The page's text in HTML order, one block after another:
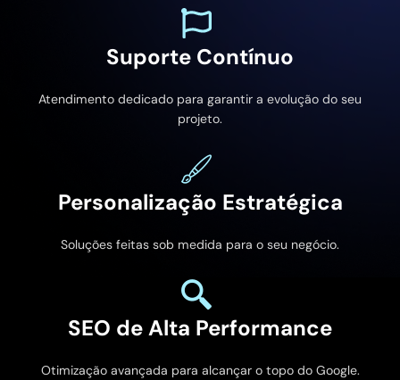
Suporte Contínuo
Atendimento dedicado para garantir a evolução do seu
projeto.
Personalização Estratégica
Soluções feitas sob medida para o seu negócio.
SEO de Alta Performance
Otimização avançada para alcançar o topo do Google.